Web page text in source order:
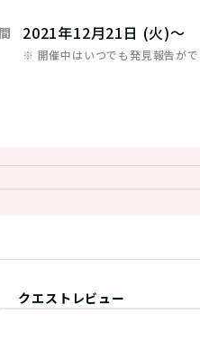
2021年12月21日 (火)～
※ 開催中はいつでも発見報告がで
クエストレビュー